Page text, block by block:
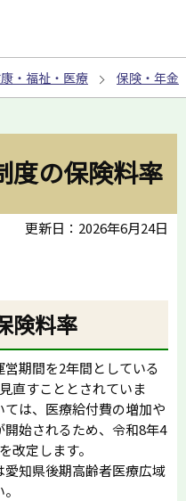
・福祉・医療 保険・年金
度の保険料率
更新日：2026年6月24日
険料率
期間を2年間としている
直すこととされていま
は、医療給付費の増加や
開始されるため、令和8年4
改定します。
知県後期高齢者医療広域